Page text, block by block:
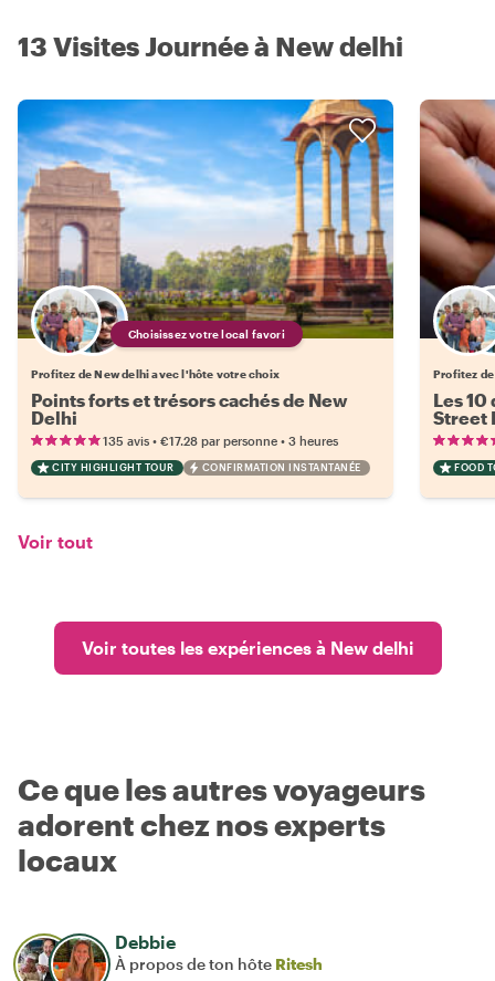
13 Visites Journée à New delhi
Choisissez votre local favori
Profitez de New delhi avec l'hôte votre choix
Points forts et trésors cachés de New
Delhi
135 avis • €17.28 par personne • 3 heures
CITY HIGHLIGHT TOUR CONFIRMATION INSTANTANÉE
Profitez
Les
Street
FOOD
Voir tout
Voir toutes les expériences à New delhi
Ce que les autres voyageurs
adorent chez nos experts
locaux
Debbie
À propos de ton hôte Ritesh